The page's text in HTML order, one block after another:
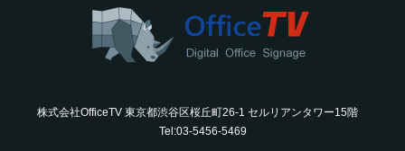
株式会社OfficeTV 東京都渋谷区桜丘町26-1 セルリアンタワー15階
Tel:03-5456-5469